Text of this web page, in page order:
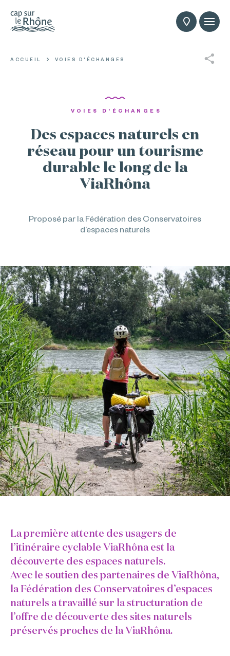
ACCUEIL VOIES D'ÉCHANGES
VOIES D'ÉCHANGES
Des espaces naturels en
réseau pour un tourisme
durable le long de la
ViaRhôna
Proposé par la Fédération des Conservatoires
d’espaces naturels
La première attente des usagers de
l’itinéraire cyclable ViaRhôna est la
découverte des espaces naturels.
Avec le soutien des partenaires de ViaRhôna,
la Fédération des Conservatoires d’espaces
naturels a travaillé sur la structuration de
l’offre de découverte des sites naturels
préservés proches de la ViaRhôna.